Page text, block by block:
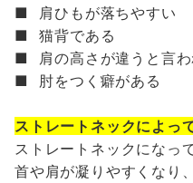
■ 肩ひもが落ちやすい
■ 猫背である
■ 肩の高さが違うと言わ
■ 肘をつく癖がある
ストレートネックによっ
ストレートネックになっ
首や肩が凝りやすくなり、